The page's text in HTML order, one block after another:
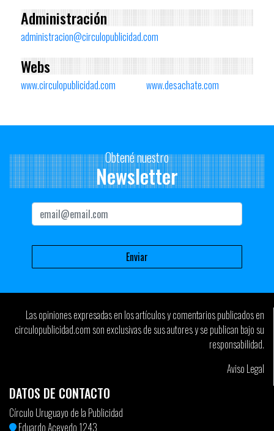
Administración
administracion@circulopublicidad.com
Webs
www.circulopublicidad.com www.desachate.com
Obtené nuestro
Newsletter
Las opiniones expresadas en los artículos y comentarios publicados en
circulopublicidad.com son exclusivas de sus autores y se publican bajo su
responsabilidad.
Aviso Legal
DATOS DE CONTACTO
Círculo Uruguayo de la Publicidad
Eduardo Acevedo 1243